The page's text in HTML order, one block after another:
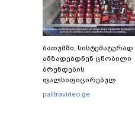
ბათუმში, სისტემატურად
ამზადებდნენ ცნობილი
ბრენდების
ფალსიფიცირებულ
ვისკისა და სხვა
palitravideo.ge